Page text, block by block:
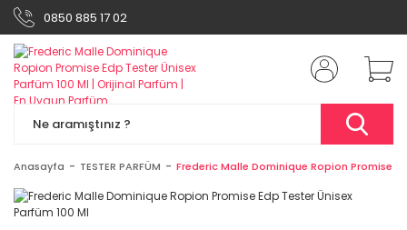
0850 885 17 02
Anasayfa TESTER PARFÜM Frederic Malle Dominique Ropion Promise